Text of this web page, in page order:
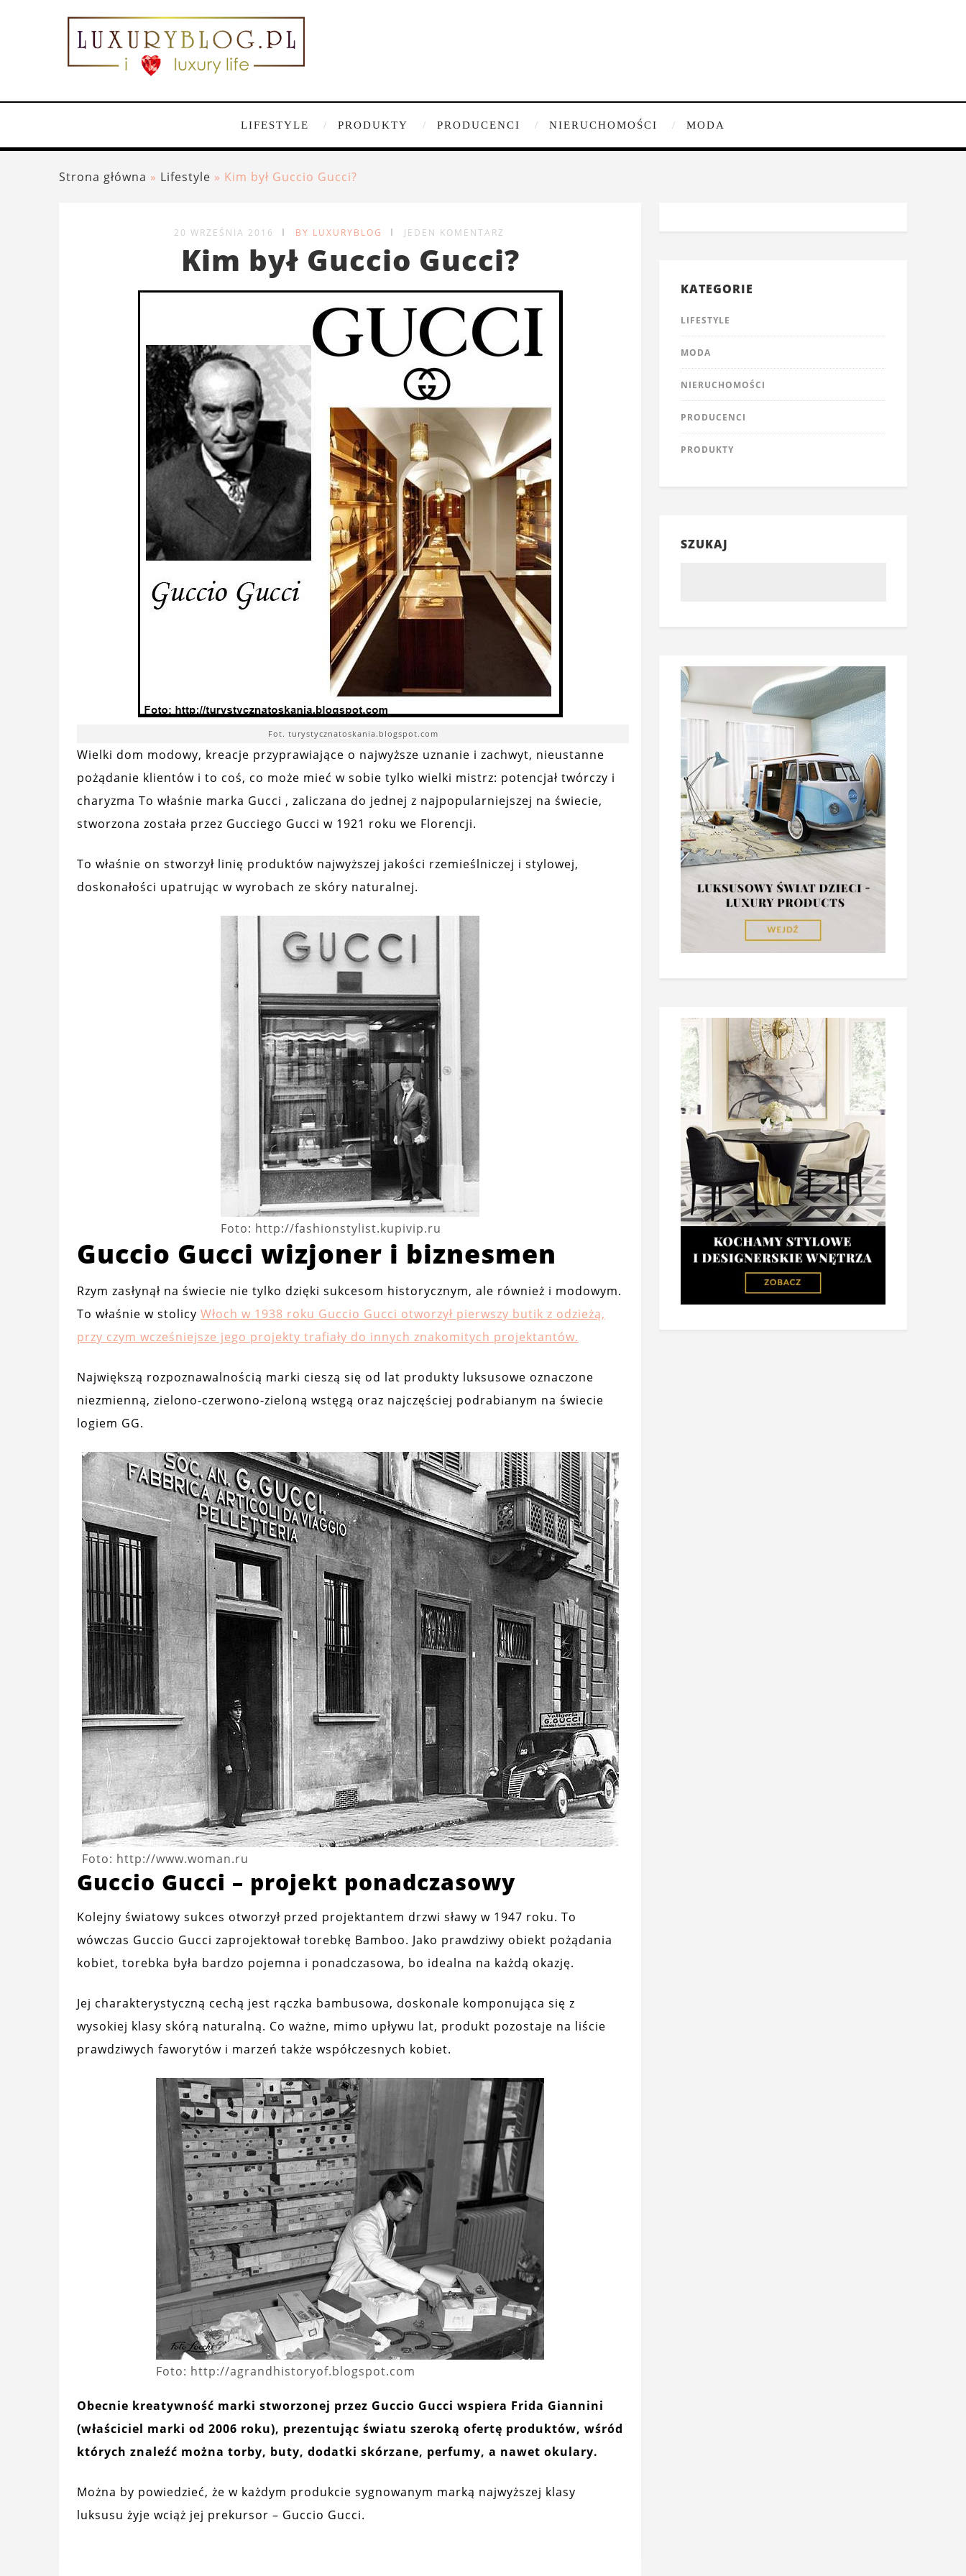
LIFESTYLE PRODUKTY PRODUCENCI NIERUCHOMOŚCI MODA
Strona główna » Lifestyle » Kim był Guccio Gucci?
20 WRZEŚNIA 2016 BY LUXURYBLOG JEDEN KOMENTARZ
Kim był Guccio Gucci?
Fot. turystycznatoskania.blogspot.com
Wielki dom modowy, kreacje przyprawiające o najwyższe uznanie i zachwyt, nieustanne
pożądanie klientów i to coś, co może mieć w sobie tylko wielki mistrz: potencjał twórczy i
charyzma To właśnie marka Gucci , zaliczana do jednej z najpopularniejszej na świecie,
stworzona została przez Gucciego Gucci w 1921 roku we Florencji.
To właśnie on stworzył linię produktów najwyższej jakości rzemieślniczej i stylowej,
doskonałości upatrując w wyrobach ze skóry naturalnej.
Foto: http://fashionstylist.kupivip.ru
Guccio Gucci wizjoner i biznesmen
Rzym zasłynął na świecie nie tylko dzięki sukcesom historycznym, ale również i modowym.
To właśnie w stolicy Włoch w 1938 roku Guccio Gucci otworzył pierwszy butik z odzieżą,
przy czym wcześniejsze jego projekty trafiały do innych znakomitych projektantów.
Największą rozpoznawalnością marki cieszą się od lat produkty luksusowe oznaczone
niezmienną, zielono-czerwono-zieloną wstęgą oraz najczęściej podrabianym na świecie
logiem GG.
Foto: http://www.woman.ru
Guccio Gucci – projekt ponadczasowy
Kolejny światowy sukces otworzył przed projektantem drzwi sławy w 1947 roku. To
wówczas Guccio Gucci zaprojektował torebkę Bamboo. Jako prawdziwy obiekt pożądania
kobiet, torebka była bardzo pojemna i ponadczasowa, bo idealna na każdą okazję.
Jej charakterystyczną cechą jest rączka bambusowa, doskonale komponująca się z
wysokiej klasy skórą naturalną. Co ważne, mimo upływu lat, produkt pozostaje na liście
prawdziwych faworytów i marzeń także współczesnych kobiet.
Foto: http://agrandhistoryof.blogspot.com
Obecnie kreatywność marki stworzonej przez Guccio Gucci wspiera Frida Giannini
(właściciel marki od 2006 roku), prezentując światu szeroką ofertę produktów, wśród
których znaleźć można torby, buty, dodatki skórzane, perfumy, a nawet okulary.
Można by powiedzieć, że w każdym produkcie sygnowanym marką najwyższej klasy
luksusu żyje wciąż jej prekursor – Guccio Gucci.
KATEGORIE
LIFESTYLE
MODA
NIERUCHOMOŚCI
PRODUCENCI
PRODUKTY
SZUKAJ